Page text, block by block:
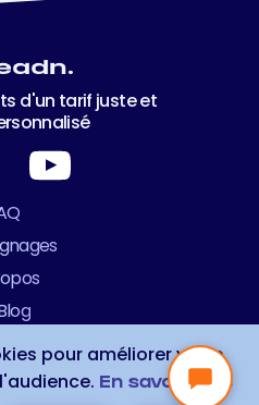
d'un tarif juste et
pour améliorer votre
En savoir plus